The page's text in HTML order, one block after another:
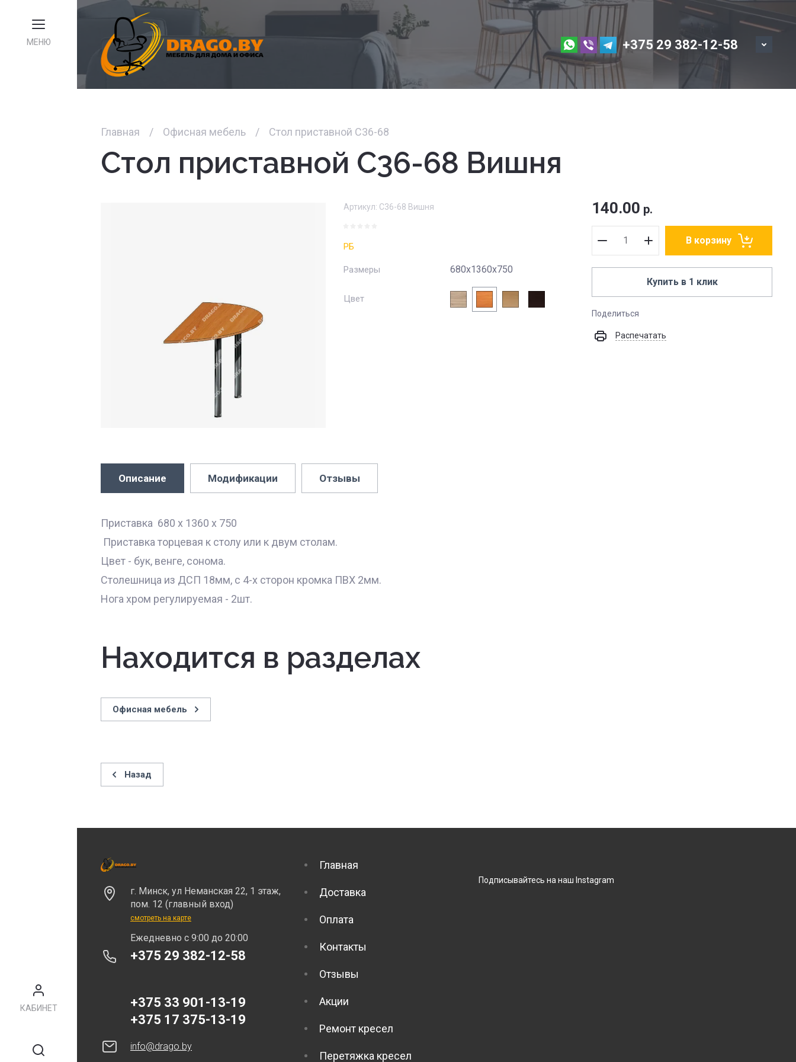
МЕНЮ
КАБИНЕТ
+375 29 382-12-58
Главная / Офисная мебель / Стол приставной С36-68
Стол приставной С36-68 Вишня
Артикул: С36-68 Вишня
РБ
Размеры 680х1360х750
Цвет
140.00 р.
В корзину
Купить в 1 клик
Поделиться
Распечатать
Описание Модификации Отзывы
Приставка 680 х 1360 х 750
Приставка торцевая к столу или к двум столам.
Цвет - бук, венге, сонома.
Столешница из ДСП 18мм, с 4-х сторон кромка ПВХ 2мм.
Нога хром регулируемая - 2шт.
Находится в разделах
Офисная мебель
Назад
г. Минск, ул Неманская 22, 1 этаж,
пом. 12 (главный вход)
смотреть на карте
Eжедневно с 9:00 до 20:00
+375 29 382-12-58
+375 33 901-13-19
+375 17 375-13-19
info@drago.by
Главная
Доставка
Оплата
Контакты
Отзывы
Акции
Ремонт кресел
Перетяжка кресел
Подписывайтесь на наш Instagram